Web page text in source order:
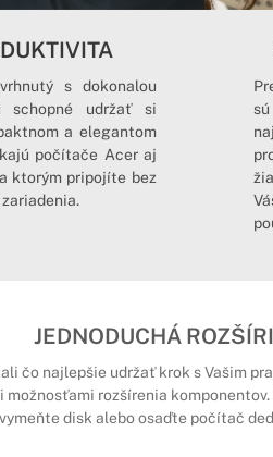
s dokonalou
schopné udržať si
a elegantom
počítače Acer aj
ktorým pripojíte bez
JEDNODUCHÁ
čo najlepšie udržať krok s Vašim
možnosťami rozšírenia
disk alebo osaďte počítač